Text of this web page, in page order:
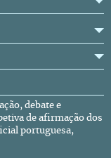
debate e
de afirmação dos
portuguesa,